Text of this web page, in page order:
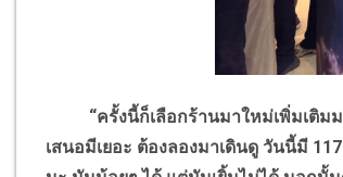
“ครั้งนี้ก็เลือกร้านมาใหม่เพิ่มเติม
เสนอมีเยอะ ต้องลองมาเดินดู วันนี้มี 117